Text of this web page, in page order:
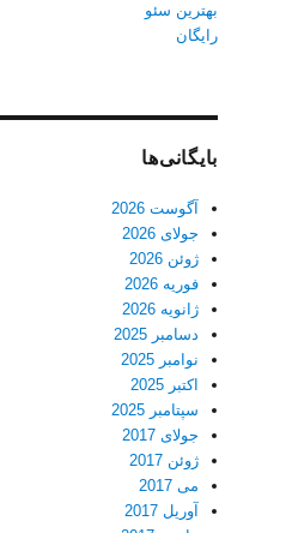
بهترین سئو
رایگان
بایگانی‌ها
آگوست 2026
جولای 2026
ژوئن 2026
فوریه 2026
ژانویه 2026
دسامبر 2025
نوامبر 2025
اکتبر 2025
سپتامبر 2025
جولای 2017
ژوئن 2017
می 2017
آوریل 2017